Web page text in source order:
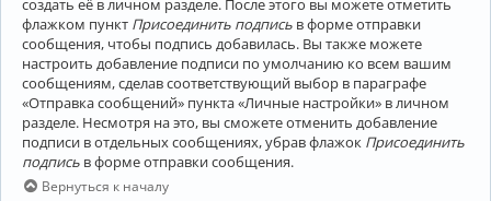
флажком пункт Присоединить подпись в форме отправки
сообщения, чтобы подпись добавилась. Вы также можете
настроить добавление подписи по умолчанию ко всем вашим
сообщениям, сделав соответствующий выбор в параграфе
«Отправка сообщений» пункта «Личные настройки» в личном
разделе. Несмотря на это, вы сможете отменить добавление
подписи в отдельных сообщениях, убрав флажок Присоединить
подпись в форме отправки сообщения.
Вернуться к началу